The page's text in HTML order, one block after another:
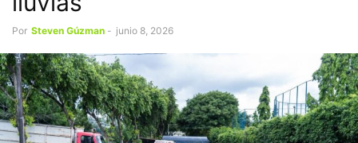
Por Steven Gúzman - junio 8, 2026